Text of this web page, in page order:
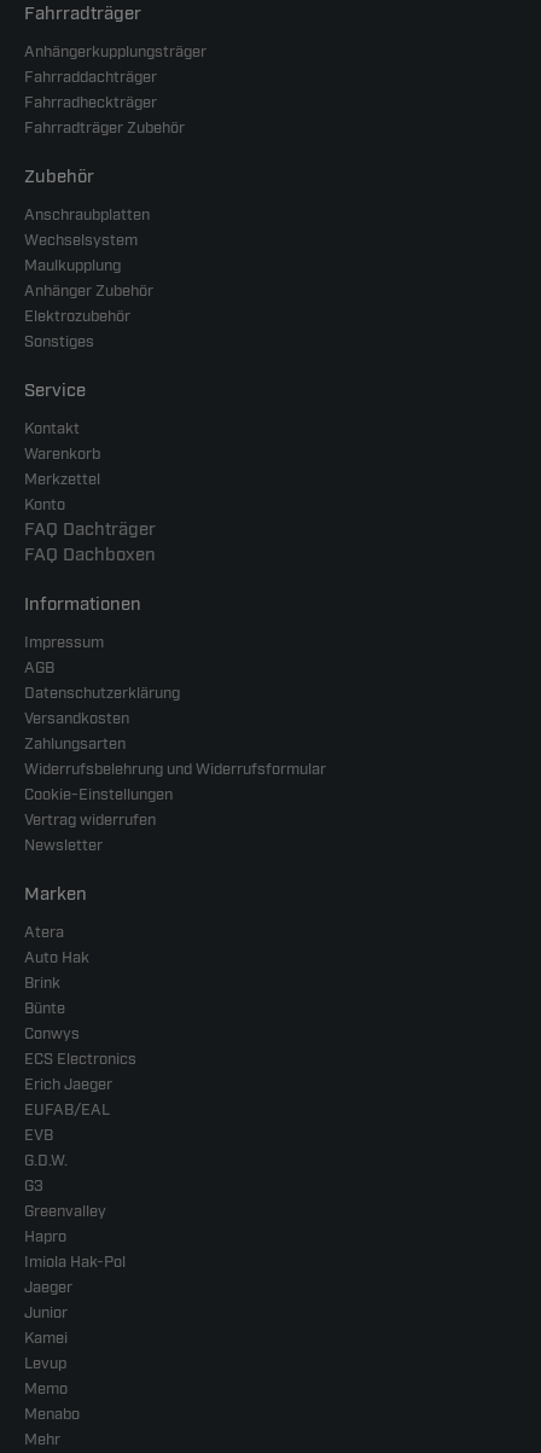
Fahrradträger
Anhängerkupplungsträger
Fahrraddachträger
Fahrradheckträger
Fahrradträger Zubehör
Zubehör
Anschraubplatten
Wechselsystem
Maulkupplung
Anhänger Zubehör
Elektrozubehör
Sonstiges
Service
Kontakt
Warenkorb
Merkzettel
Konto
FAQ Dachträger
FAQ Dachboxen
Informationen
Impressum
AGB
Datenschutzerklärung
Versandkosten
Zahlungsarten
Widerrufsbelehrung und Widerrufsformular
Cookie-Einstellungen
Vertrag widerrufen
Newsletter
Marken
Atera
Auto Hak
Brink
Bünte
Conwys
ECS Electronics
Erich Jaeger
EUFAB/EAL
EVB
G.D.W.
G3
Greenvalley
Hapro
Imiola Hak-Pol
Jaeger
Junior
Kamei
Levup
Memo
Menabo
Mehr